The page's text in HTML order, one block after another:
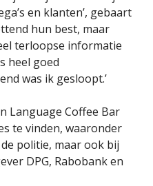
en klanten’, gebaart
hun best, maar
terloopse informatie
heel goed
was ik gesloopt.’
Language Coffee Bar
te vinden, waaronder
politie, maar ook bij
DPG, Rabobank en